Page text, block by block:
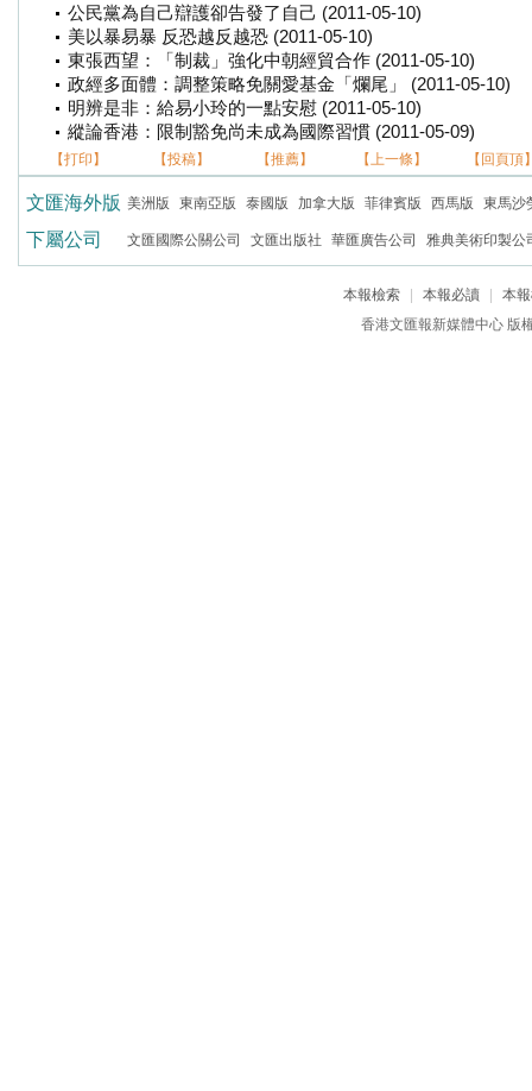
公民黨為自己辯護卻告發了自己 (2011-05-10)
美以暴易暴 反恐越反越恐 (2011-05-10)
東張西望：「制裁」強化中朝經貿合作 (2011-05-10)
政經多面體：調整策略免關愛基金「爛尾」 (2011-05-10)
明辨是非：給易小玲的一點安慰 (2011-05-10)
縱論香港：限制豁免尚未成為國際習慣 (2011-05-09)
【打印】 【投稿】 【推薦】 【上一條】 【回頁頂
文匯海外版 美洲版 東南亞版 泰國版 加拿大版 菲律賓版 西馬版 東馬沙
下屬公司 文匯國際公關公司 文匯出版社 華匯廣告公司 雅典美術印製公
本報檢索 本報必讀
本
香港文匯報新媒體中心 版